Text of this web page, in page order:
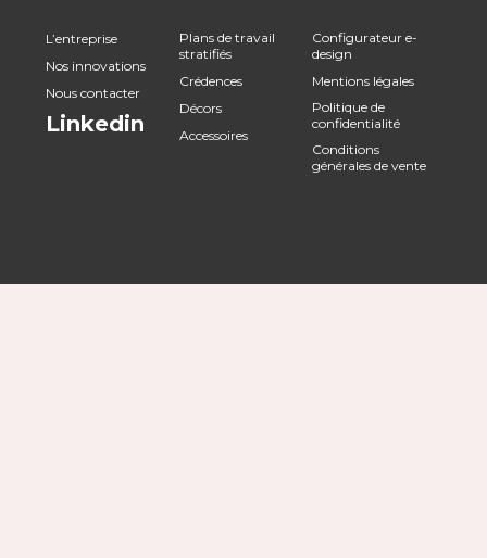
L’entreprise
Nos innovations
Nous contacter
Linkedin
Plans de travail
stratifiés
Crédences
Décors
Accessoires
Configurateur e-
design
Mentions légales
Politique de
confidentialité
Conditions
générales de vente